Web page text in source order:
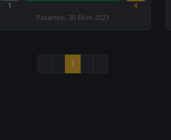
1 4
Pazartesi, 30 Ekim 2023
1